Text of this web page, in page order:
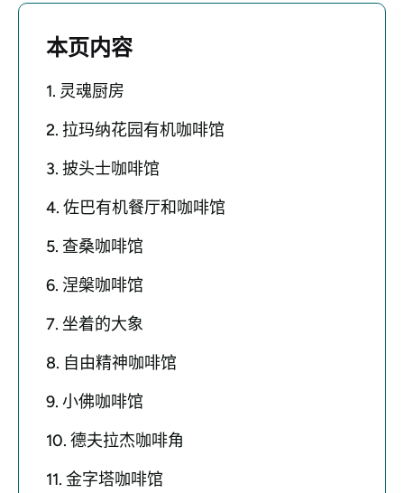
本页内容
1. 灵魂厨房
2. 拉玛纳花园有机咖啡馆
3. 披头士咖啡馆
4. 佐巴有机餐厅和咖啡馆
5. 查桑咖啡馆
6. 涅槃咖啡馆
7. 坐着的大象
8. 自由精神咖啡馆
9. 小佛咖啡馆
10. 德夫拉杰咖啡角
11. 金字塔咖啡馆